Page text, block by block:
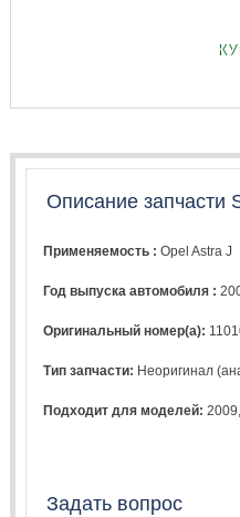
Описание запчасти
Применяемость :Opel Astra J
Год выпуска автомобиля :
Оригинальный номер(а):
Тип запчасти: Неоригинал
Подходит для моделей: 2009
Задать вопрос